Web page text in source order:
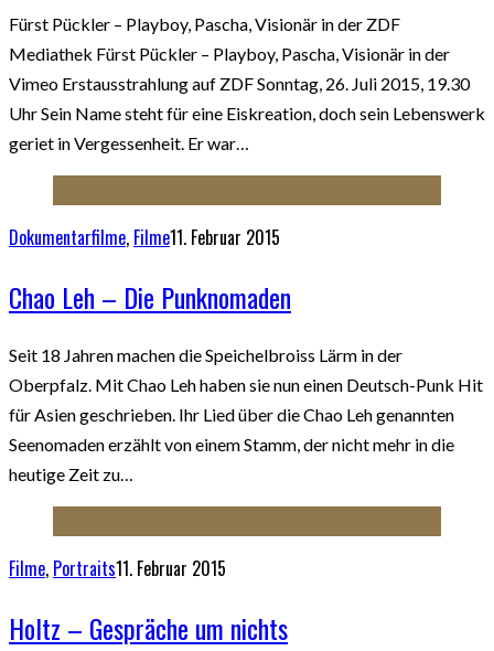
Fürst Pückler – Playboy, Pascha, Visionär in der ZDF
Mediathek Fürst Pückler – Playboy, Pascha, Visionär in der
Vimeo Erstausstrahlung auf ZDF Sonntag, 26. Juli 2015, 19.30
Uhr Sein Name steht für eine Eiskreation, doch sein Lebenswerk
geriet in Vergessenheit. Er war…
Dokumentarfilme, Filme11. Februar 2015
Chao Leh – Die Punknomaden
Seit 18 Jahren machen die Speichelbroiss Lärm in der
Oberpfalz. Mit Chao Leh haben sie nun einen Deutsch-Punk Hit
für Asien geschrieben. Ihr Lied über die Chao Leh genannten
Seenomaden erzählt von einem Stamm, der nicht mehr in die
heutige Zeit zu…
Filme, Portraits11. Februar 2015
Holtz – Gespräche um nichts